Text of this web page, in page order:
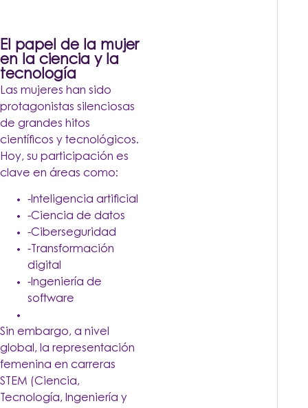
El papel de la mujer
en la ciencia y la
tecnología
Las mujeres han sido
protagonistas silenciosas
de grandes hitos
científicos y tecnológicos.
Hoy, su participación es
clave en áreas como:
-Inteligencia artificial
-Ciencia de datos
-Ciberseguridad
-Transformación
digital
-Ingeniería de
software
Sin embargo, a nivel
global, la representación
femenina en carreras
STEM (Ciencia,
Tecnología, Ingeniería y